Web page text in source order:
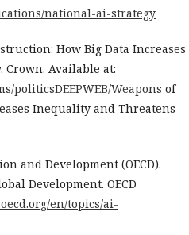
national-ai-strategy
How Big Data Increases
Available at:
politicsDEEPWEB/Weapons of
Inequality and Threatens
and Development (OECD).
Development. OECD
en/topics/ai-